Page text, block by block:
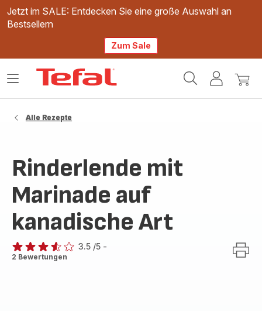
Jetzt im SALE: Entdecken Sie eine große Auswahl an
Bestsellern
Zum Sale
Mein
Mein
Das
Alle Rezepte
Rinderlende mit
Marinade auf
kanadische Art
ratings.3.5
3.5 /5 -
2 Bewertungen